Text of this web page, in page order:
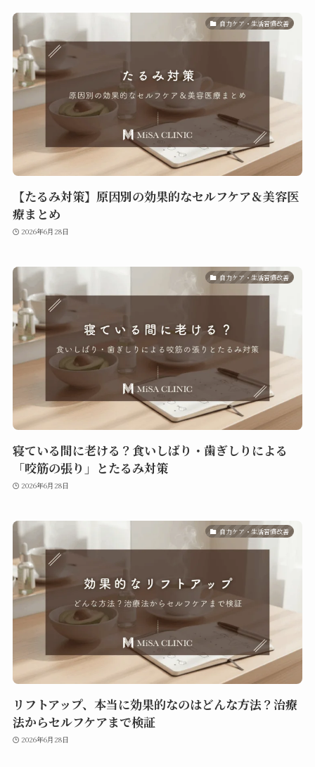
自力ケア・生活習慣改善
【たるみ対策】原因別の効果的なセルフケア＆美容医
療まとめ
2026年6月28日
自力ケア・生活習慣改善
寝ている間に老ける？食いしばり・歯ぎしりによる
「咬筋の張り」とたるみ対策
2026年6月28日
自力ケア・生活習慣改善
リフトアップ、本当に効果的なのはどんな方法？治療
法からセルフケアまで検証
2026年6月28日